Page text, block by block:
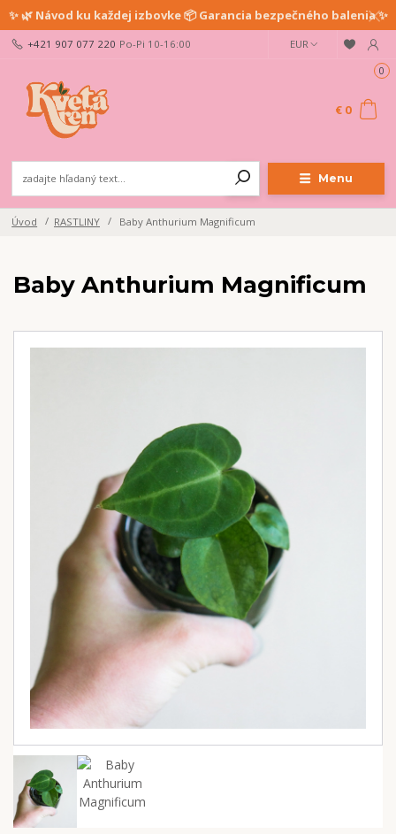
✨ 🌿 Návod ku každej izbovke 📦 Garancia bezpečného balenia ✨
Menu
EUR
+421 907 077 220 Po-Pi 10-16:00
0
€ 0
Úvod RASTLINY Baby Anthurium Magnificum
Baby Anthurium Magnificum